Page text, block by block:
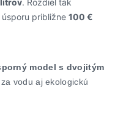
. Rozdiel tak
úsporu približne100 €
model s dvojitým
vodu aj ekologickú